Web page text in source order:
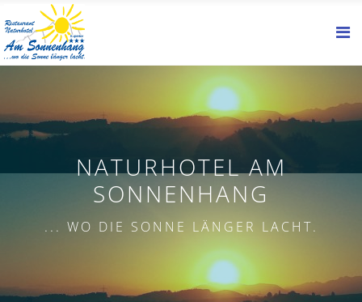
NATURHOTEL AM
SONNENHANG
... WO DIE SONNE LÄNGER LACHT.